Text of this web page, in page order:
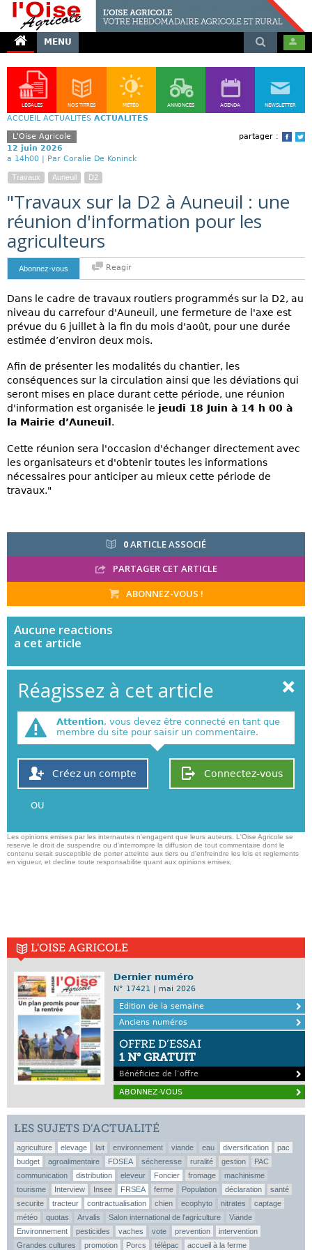
MENU
LÉGALES NOS TITRES MÉTÉO ANNONCES AGENDA NEWSLETTER
ACCUEIL ACTUALITÉS ACTUALITÉS
partager :
L'Oise Agricole
12 juin 2026
a 14h00 | Par Coralie De Koninck
Travaux Auneuil D2
"Travaux sur la D2 à Auneuil : une
réunion d'information pour les
agriculteurs
Abonnez-vous Reagir
Dans le cadre de travaux routiers programmés sur la D2, au
niveau du carrefour d'Auneuil, une fermeture de l'axe est
prévue du 6 juillet à la fin du mois d'août, pour une durée
estimée d’environ deux mois.
Afin de présenter les modalités du chantier, les
conséquences sur la circulation ainsi que les déviations qui
seront mises en place durant cette période, une réunion
d'information est organisée le jeudi 18 Juin à 14 h 00 à
la Mairie d’Auneuil .
Cette réunion sera l'occasion d'échanger directement avec
les organisateurs et d'obtenir toutes les informations
nécessaires pour anticiper au mieux cette période de
travaux."
0ARTICLE ASSOCIÉ
PARTAGER CET ARTICLE
ABONNEZ-VOUS !
Aucune reactions
a cet article
Réagissez à cet article
Attention, vous devez être connecté en tant que
membre du site pour saisir un commentaire.
Connectez-vous
Créez un compte
OU
Les opinions emises par les internautes n'engagent que leurs auteurs. L'Oise Agricole se
reserve le droit de suspendre ou d'interrompre la diffusion de tout commentaire dont le
contenu serait susceptible de porter atteinte aux tiers ou d'enfreindre les lois et reglements
en vigueur, et decline toute responsabilite quant aux opinions emises,
L'OISE AGRICOLE
Dernier numéro
N° 17421 | mai 2026
Edition de la semaine
Anciens numéros
OFFRE D’ESSAI
1 N° GRATUIT
Bénéficiez de l’offre
ABONNEZ-VOUS
LES SUJETS D’ACTUALITÉ
agriculture elevage lait environnement viande eau diversification
pac
budget
agroalimentaire FDSEA sécheresse ruralité gestion
PAC
communication
distribution eleveur Foncier fromage
machinisme
tourisme
Interview Insee FRSEA ferme Population déclaration
santé
securite
tracteur contractualisation chien ecophyto nitrates
captage
météo
quotas Arvalis Salon international de l'agriculture
Viande
Environnement
pesticides vaches vote prevention
intervention
Grandes cultures
promotion Porcs télépac accueil à la ferme